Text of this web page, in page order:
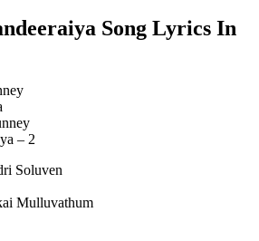
Song Lyrics In
– 2
Soluven
Mulluvathum